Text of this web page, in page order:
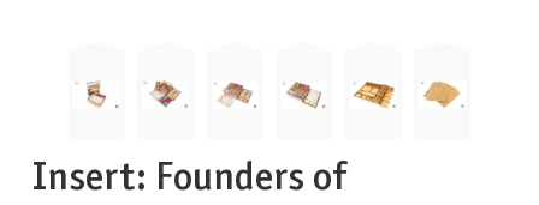
Insert: Founders of